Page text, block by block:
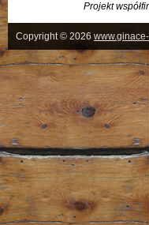
Projekt
Copyright © 2026